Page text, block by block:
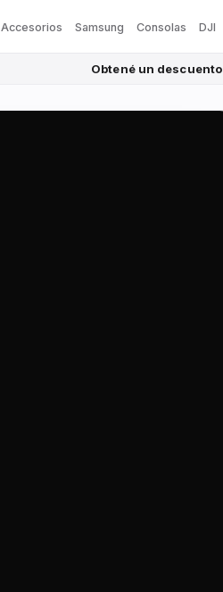
Accesorios Samsung Consolas DJI
Obtené un descuento